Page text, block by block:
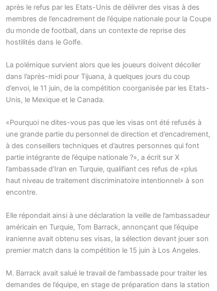
après le refus par les Etats-Unis de délivrer des visas à des
membres de l’encadrement de l’équipe nationale pour la Coupe
du monde de football, dans un contexte de reprise des
hostilités dans le Golfe.
La polémique survient alors que les joueurs doivent décoller
dans l’après-midi pour Tijuana, à quelques jours du coup
d’envoi, le 11 juin, de la compétition coorganisée par les Etats-
Unis, le Mexique et le Canada.
«Pourquoi ne dites-vous pas que les visas ont été refusés à
une grande partie du personnel de direction et d’encadrement,
à des conseillers techniques et d’autres personnes qui font
partie intégrante de l’équipe nationale ?», a écrit sur X
l’ambassade d’Iran en Turquie, qualifiant ces refus de «plus
haut niveau de traitement discriminatoire intentionnel» à son
encontre.
Elle répondait ainsi à une déclaration la veille de l’ambassadeur
américain en Turquie, Tom Barrack, annonçant que l’équipe
iranienne avait obtenu ses visas, la sélection devant jouer son
premier match dans la compétition le 15 juin à Los Angeles.
M. Barrack avait salué le travail de l’ambassade pour traiter les
demandes de l’équipe, en stage de préparation dans la station